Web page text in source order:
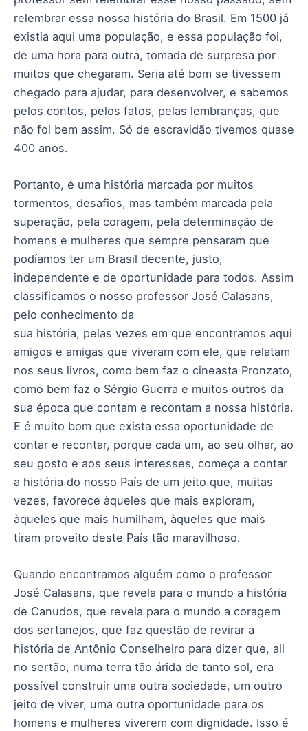
relembrar essa nossa história do Brasil. Em 1500 já
existia aqui uma população, e essa população foi,
de uma hora para outra, tomada de surpresa por
muitos que chegaram. Seria até bom se tivessem
chegado para ajudar, para desenvolver, e sabemos
pelos contos, pelos fatos, pelas lembranças, que
não foi bem assim. Só de escravidão tivemos quase
400 anos.
Portanto, é uma história marcada por muitos
tormentos, desafios, mas também marcada pela
superação, pela coragem, pela determinação de
homens e mulheres que sempre pensaram que
podíamos ter um Brasil decente, justo,
independente e de oportunidade para todos. Assim
classificamos o nosso professor José Calasans,
pelo conhecimento da
sua história, pelas vezes em que encontramos aqui
amigos e amigas que viveram com ele, que relatam
nos seus livros, como bem faz o cineasta Pronzato,
como bem faz o Sérgio Guerra e muitos outros da
sua época que contam e recontam a nossa história.
E é muito bom que exista essa oportunidade de
contar e recontar, porque cada um, ao seu olhar, ao
seu gosto e aos seus interesses, começa a contar
a história do nosso País de um jeito que, muitas
vezes, favorece àqueles que mais exploram,
àqueles que mais humilham, àqueles que mais
tiram proveito deste País tão maravilhoso.
Quando encontramos alguém como o professor
José Calasans, que revela para o mundo a história
de Canudos, que revela para o mundo a coragem
dos sertanejos, que faz questão de revirar a
história de Antônio Conselheiro para dizer que, ali
no sertão, numa terra tão árida de tanto sol, era
possível construir uma outra sociedade, um outro
jeito de viver, uma outra oportunidade para os
homens e mulheres viverem com dignidade. Isso é